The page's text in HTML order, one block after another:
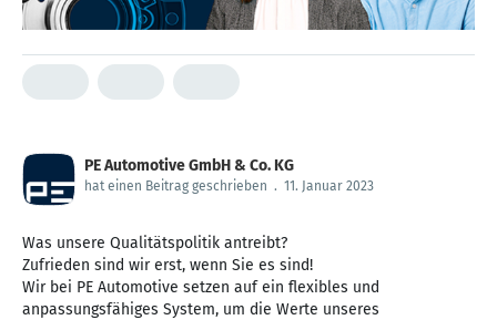
PE Automotive GmbH & Co. KG
hat einen Beitrag geschrieben . 11. Januar 2023
Was unsere Qualitätspolitik antreibt?
Zufrieden sind wir erst, wenn Sie es sind!
Wir bei PE Automotive setzen auf ein flexibles und
anpassungsfähiges System, um die Werte unseres